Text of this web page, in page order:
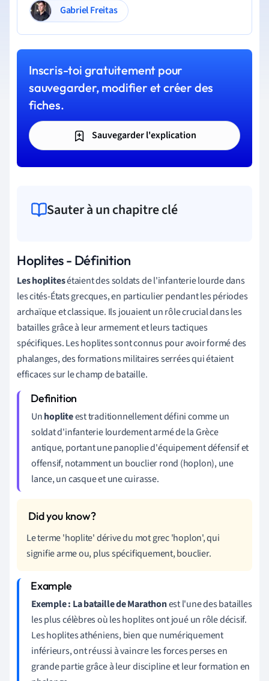
Gabriel Freitas
Inscris-toi gratuitement pour
sauvegarder, modifier et créer des
fiches.
Sauvegarder l'explication
Sauter à un chapitre clé
Hoplites - Définition
Les hoplitesétaient des soldats de l'infanterie lourde dans
les cités-États grecques, en particulier pendant les périodes
archaïque et classique. Ils jouaient un rôle crucial dans les
batailles grâce à leur armement et leurs tactiques
spécifiques. Les hoplites sont connus pour avoir formé des
phalanges, des formations militaires serrées qui étaient
efficaces sur le champ de bataille.
Unhopliteest traditionnellement défini comme un
soldat d'infanterie lourdement armé de la Grèce
antique, portant une panoplie d'équipement défensif et
offensif, notamment un bouclier rond (hoplon), une
lance, un casque et une cuirasse.
Le terme 'hoplite' dérive du mot grec 'hoplon', qui
signifie arme ou, plus spécifiquement, bouclier.
Exemple : La bataille de Marathonest l'une des batailles
les plus célèbres où les hoplites ont joué un rôle décisif.
Les hoplites athéniens, bien que numériquement
inférieurs, ont réussi à vaincre les forces perses en
grande partie grâce à leur discipline et leur formation en